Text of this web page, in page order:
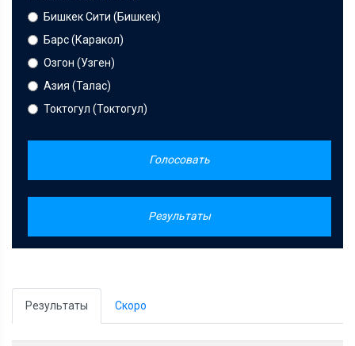
Бишкек Сити (Бишкек)
Барс (Каракол)
Озгон (Узген)
Азия (Талас)
Токтогул (Токтогул)
Голосовать
Результаты
Результаты Скоро